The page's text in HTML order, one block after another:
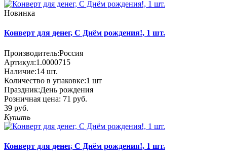
Новинка
Конверт для денег, C Днём рождения!, 1 шт.
Производитель:Россия
Артикул:1.0000715
Наличие:14 шт.
Количество в упаковке:1 шт
Праздник:День рождения
Розничная цена: 71 руб.
39 руб.
Купить
Конверт для денег, C Днём рождения!, 1 шт.